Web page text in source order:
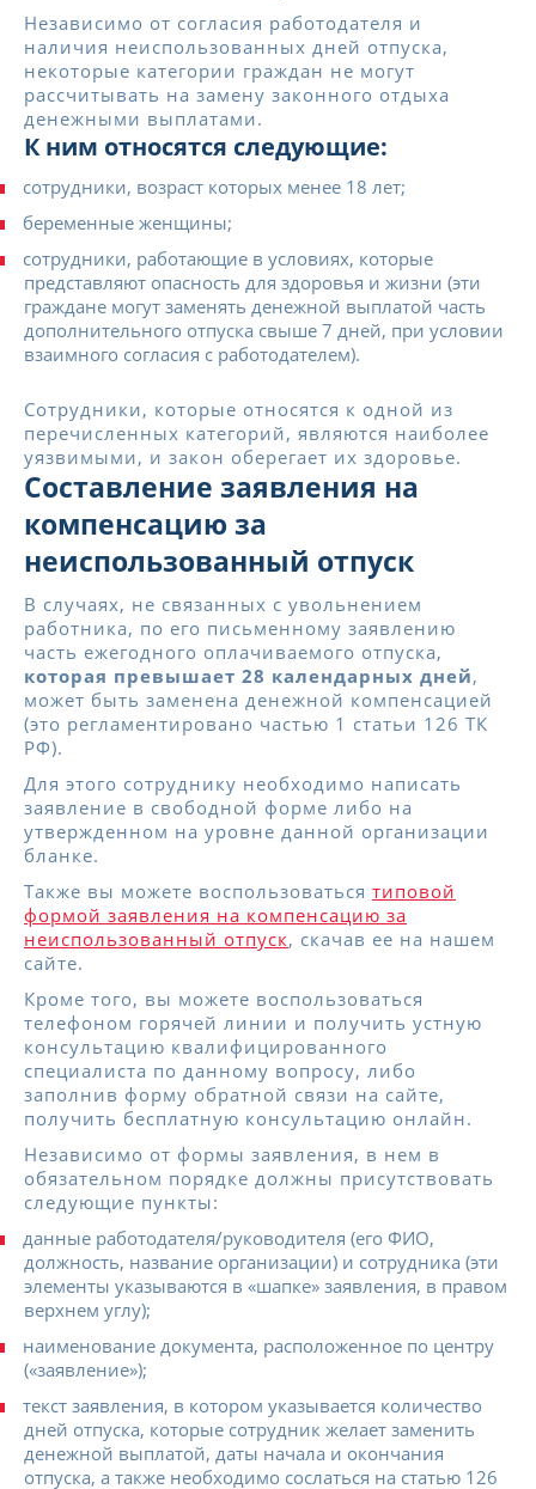
Независимо от согласия работодателя и
наличия неиспользованных дней отпуска,
некоторые категории граждан не могут
рассчитывать на замену законного отдыха
денежными выплатами.
К ним относятся следующие:
сотрудники, возраст которых менее 18 лет;
беременные женщины;
сотрудники, работающие в условиях, которые
представляют опасность для здоровья и жизни (эти
граждане могут заменять денежной выплатой часть
дополнительного отпуска свыше 7 дней, при условии
взаимного согласия с работодателем).
Сотрудники, которые относятся к одной из
перечисленных категорий, являются наиболее
уязвимыми, и закон оберегает их здоровье.
Составление заявления на
компенсацию за
неиспользованный отпуск
В случаях, не связанных с увольнением
работника, по его письменному заявлению
часть ежегодного оплачиваемого отпуска,
которая превышает 28 календарных дней,
может быть заменена денежной компенсацией
(это регламентировано частью 1 статьи 126 ТК
РФ).
Для этого сотруднику необходимо написать
заявление в свободной форме либо на
утвержденном на уровне данной организации
бланке.
Также вы можете воспользоваться типовой
формой заявления на компенсацию за
неиспользованный отпуск, скачав ее на нашем
сайте.
Кроме того, вы можете воспользоваться
телефоном горячей линии и получить устную
консультацию квалифицированного
специалиста по данному вопросу, либо
заполнив форму обратной связи на сайте,
получить бесплатную консультацию онлайн.
Независимо от формы заявления, в нем в
обязательном порядке должны присутствовать
следующие пункты:
данные работодателя/руководителя (его ФИО,
должность, название организации) и сотрудника (эти
элементы указываются в «шапке» заявления, в правом
верхнем углу);
наименование документа, расположенное по центру
(«заявление»);
текст заявления, в котором указывается количество
дней отпуска, которые сотрудник желает заменить
денежной выплатой, даты начала и окончания
отпуска, а также необходимо сослаться на статью 126